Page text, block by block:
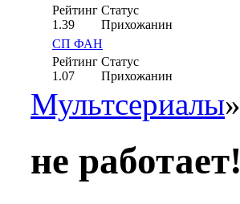
Рейтинг
1.39
Статус
Прихожанин
СП ФАН
Рейтинг
1.07
Статус
Прихожанин
Мультсериалы»
не работает!